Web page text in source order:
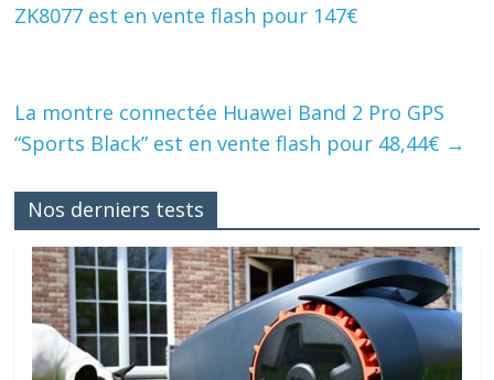
ZK8077 est en vente flash pour 147€
La montre connectée Huawei Band 2 Pro GPS
“Sports Black” est en vente flash pour 48,44€ →
Nos derniers tests